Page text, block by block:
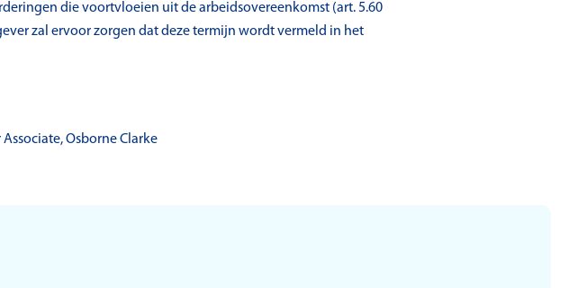
die voortvloeien uit de arbeidsovereenkomst (art. 5.60
zal ervoor zorgen dat deze termijn wordt vermeld in het
Osborne Clarke